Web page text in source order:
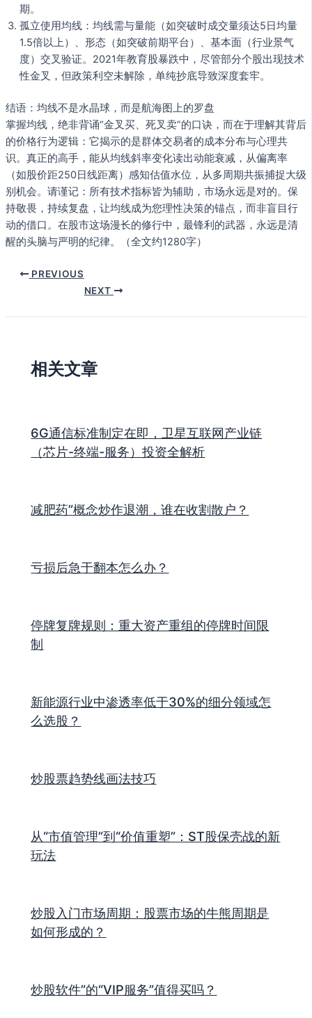
期。
孤立使用均线：均线需与量能（如突破时成交量须达5日均量
1.5倍以上）、形态（如突破前期平台）、基本面（行业景气
度）交叉验证。2021年教育股暴跌中，尽管部分个股出现技术
性金叉，但政策利空未解除，单纯抄底导致深度套牢。
结语：均线不是水晶球，而是航海图上的罗盘
掌握均线，绝非背诵“金叉买、死叉卖”的口诀，而在于理解其背后
的价格行为逻辑：它揭示的是群体交易者的成本分布与心理共
识。真正的高手，能从均线斜率变化读出动能衰减，从偏离率
（如股价距250日线距离）感知估值水位，从多周期共振捕捉大级
别机会。请谨记：所有技术指标皆为辅助，市场永远是对的。保
持敬畏，持续复盘，让均线成为您理性决策的锚点，而非盲目行
动的借口。在股市这场漫长的修行中，最锋利的武器，永远是清
醒的头脑与严明的纪律。（全文约1280字）
PREVIOUS
NEXT
相关文章
6G通信标准制定在即，卫星互联网产业链
（芯片-终端-服务）投资全解析
减肥药”概念炒作退潮，谁在收割散户？
亏损后急于翻本怎么办？
停牌复牌规则：重大资产重组的停牌时间限
制
新能源行业中渗透率低于30%的细分领域怎
么选股？
炒股票趋势线画法技巧
从“市值管理”到“价值重塑”：ST股保壳战的新
玩法
炒股入门市场周期：股票市场的牛熊周期是
如何形成的？
炒股软件”的“VIP服务”值得买吗？